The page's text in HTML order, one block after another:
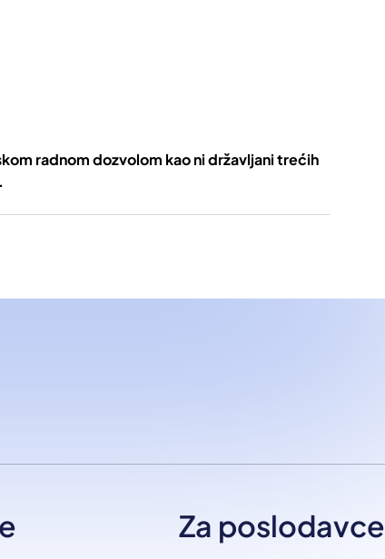
radnom dozvolom kao ni državljani trećih
Za poslodavce